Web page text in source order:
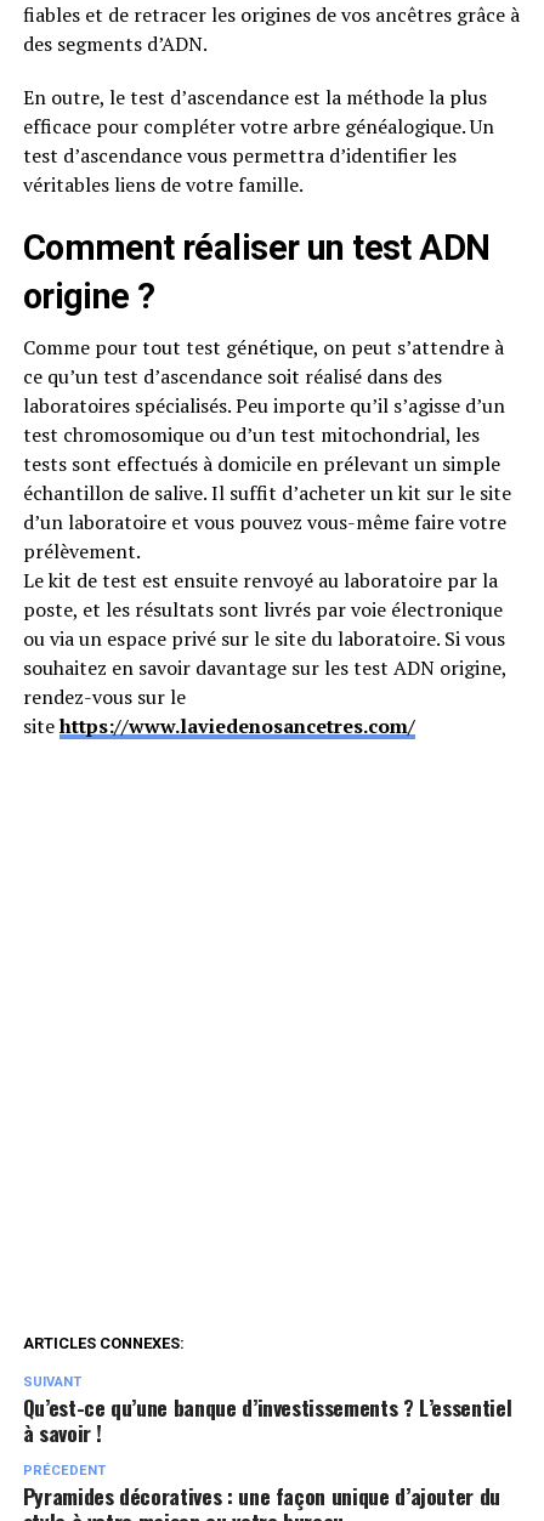
fiables et de retracer les origines de vos ancêtres grâce à
des segments d’ADN.
En outre, le test d’ascendance est la méthode la plus
efficace pour compléter votre arbre généalogique. Un
test d’ascendance vous permettra d’identifier les
véritables liens de votre famille.
Comment réaliser un test ADN
origine ?
Comme pour tout test génétique, on peut s’attendre à
ce qu’un test d’ascendance soit réalisé dans des
laboratoires spécialisés. Peu importe qu’il s’agisse d’un
test chromosomique ou d’un test mitochondrial, les
tests sont effectués à domicile en prélevant un simple
échantillon de salive. Il suffit d’acheter un kit sur le site
d’un laboratoire et vous pouvez vous-même faire votre
prélèvement.
Le kit de test est ensuite renvoyé au laboratoire par la
poste, et les résultats sont livrés par voie électronique
ou via un espace privé sur le site du laboratoire. Si vous
souhaitez en savoir davantage sur les test ADN origine,
rendez-vous sur le
sitehttps://www.laviedenosancetres.com/
ARTICLES CONNEXES:
SUIVANT
Qu’est-ce qu’une banque d’investissements ? L’essentiel
à savoir !
PRÉCEDENT
Pyramides décoratives : une façon unique d’ajouter du